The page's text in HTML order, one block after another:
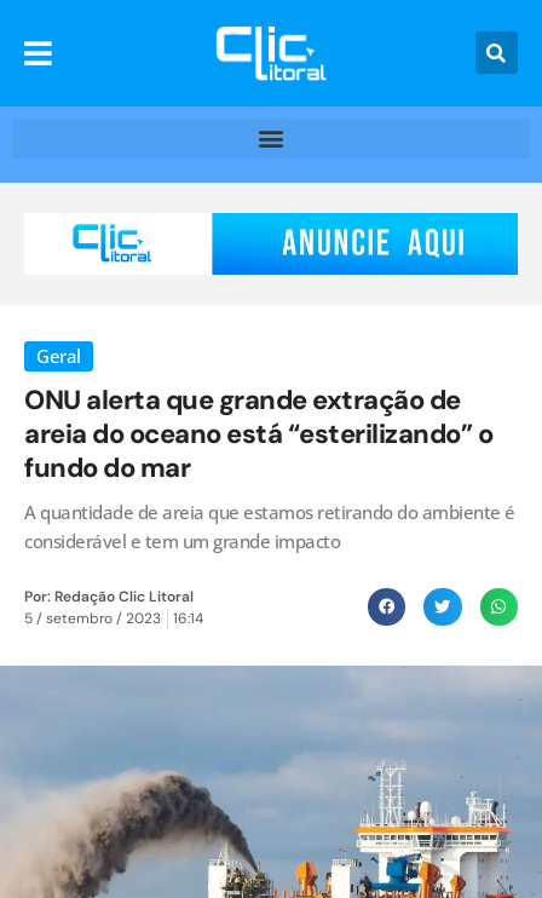
Geral
ONU alerta que grande extração de
areia do oceano está “esterilizando” o
fundo do mar
A quantidade de areia que estamos retirando do ambiente é
considerável e tem um grande impacto
Por:Redação Clic Litoral
5 / setembro / 2023
16:14